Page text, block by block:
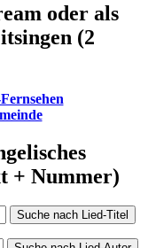
oder als
(2
+ Nummer)